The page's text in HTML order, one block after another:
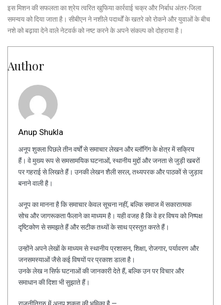
इस मिशन की सफलता का श्रेय त्वरित खुफिया कार्रवाई चक्र और निर्बाध अंतर-जिला
समन्वय को दिया जाता है। सीबीएन ने नशीले पदार्थों के खतरे को रोकने और युवाओं के बीच
नशे को बढ़ावा देने वाले नेटवर्क को नष्ट करने के अपने संकल्प को दोहराया है।
Author
Anup Shukla
अनूप शुक्ला पिछले तीन वर्षों से समाचार लेखन और ब्लॉगिंग के क्षेत्र में सक्रिय
हैं। वे मुख्य रूप से समसामयिक घटनाओं, स्थानीय मुद्दों और जनता से जुड़ी खबरों
पर गहराई से लिखते हैं। उनकी लेखन शैली सरल, तथ्यपरक और पाठकों से जुड़ाव
बनाने वाली है।
अनूप का मानना है कि समाचार केवल सूचना नहीं, बल्कि समाज में सकारात्मक
सोच और जागरूकता फैलाने का माध्यम है। यही वजह है कि वे हर विषय को निष्पक्ष
दृष्टिकोण से समझते हैं और सटीक तथ्यों के साथ प्रस्तुत करते हैं।
उन्होंने अपने लेखों के माध्यम से स्थानीय प्रशासन, शिक्षा, रोजगार, पर्यावरण और
जनसमस्याओं जैसे कई विषयों पर प्रकाश डाला है।
उनके लेख न सिर्फ घटनाओं की जानकारी देते हैं, बल्कि उन पर विचार और
समाधान की दिशा भी सुझाते हैं।
राजनीतिगुरु में अनूप शुक्ला की भूमिका है —